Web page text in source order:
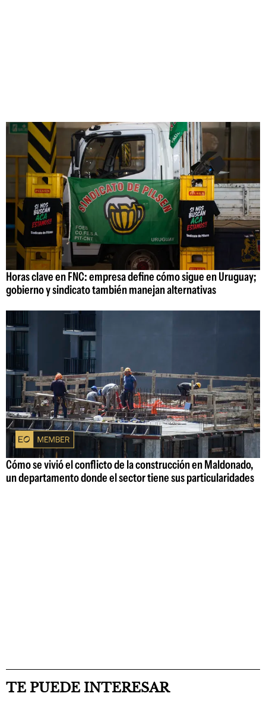
Horas clave en FNC: empresa define cómo sigue en Uruguay;
gobierno y sindicato también manejan alternativas
Cómo se vivió el conflicto de la construcción en Maldonado,
un departamento donde el sector tiene sus particularidades
TE PUEDE INTERESAR